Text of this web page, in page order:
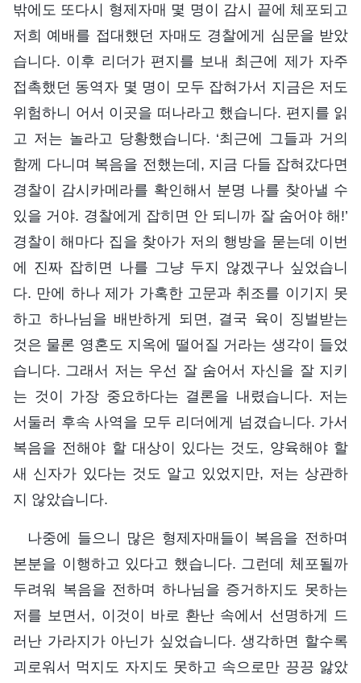
밖에도 또다시 형제자매 몇 명이 감시 끝에 체포되고
저희 예배를 접대했던 자매도 경찰에게 심문을 받았
습니다. 이후 리더가 편지를 보내 최근에 제가 자주
접촉했던 동역자 몇 명이 모두 잡혀가서 지금은 저도
위험하니 어서 이곳을 떠나라고 했습니다. 편지를 읽
고 저는 놀라고 당황했습니다. ‘최근에 그들과 거의
함께 다니며 복음을 전했는데, 지금 다들 잡혀갔다면
경찰이 감시카메라를 확인해서 분명 나를 찾아낼 수
있을 거야. 경찰에게 잡히면 안 되니까 잘 숨어야 해!’
경찰이 해마다 집을 찾아가 저의 행방을 묻는데 이번
에 진짜 잡히면 나를 그냥 두지 않겠구나 싶었습니
다. 만에 하나 제가 가혹한 고문과 취조를 이기지 못
하고 하나님을 배반하게 되면, 결국 육이 징벌받는
것은 물론 영혼도 지옥에 떨어질 거라는 생각이 들었
습니다. 그래서 저는 우선 잘 숨어서 자신을 잘 지키
는 것이 가장 중요하다는 결론을 내렸습니다. 저는
서둘러 후속 사역을 모두 리더에게 넘겼습니다. 가서
복음을 전해야 할 대상이 있다는 것도, 양육해야 할
새 신자가 있다는 것도 알고 있었지만, 저는 상관하
지 않았습니다.
나중에 들으니 많은 형제자매들이 복음을 전하며
본분을 이행하고 있다고 했습니다. 그런데 체포될까
두려워 복음을 전하며 하나님을 증거하지도 못하는
저를 보면서, 이것이 바로 환난 속에서 선명하게 드
러난 가라지가 아닌가 싶었습니다. 생각하면 할수록
괴로워서 먹지도 자지도 못하고 속으로만 끙끙 앓았